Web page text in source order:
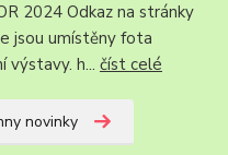
2024 Odkaz na stránky
jsou umístěny fota
výstavy. h... číst celé
novinky